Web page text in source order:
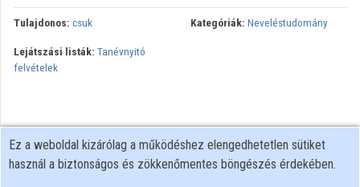
Közreműködők
Tulajdonos: csuk Kategóriák: Neveléstudomány
Lejátszási listák: Tanévnyitó
felvételek
Ez a weboldal kizárólag a működéshez elengedhetetlen sütiket
használ a biztonságos és zökkenőmentes böngészés érdekében.